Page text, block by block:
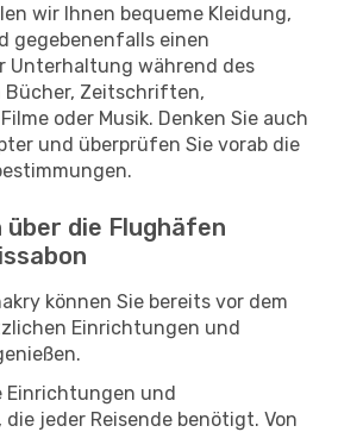
wir Ihnen bequeme Kleidung,
gegebenenfalls einen
Unterhaltung während des
Bücher, Zeitschriften,
oder Musik. Denken Sie auch
und überprüfen Sie vorab die
die Flughäfen
können Sie bereits vor dem
Einrichtungen und
Einrichtungen und
jeder Reisende benötigt. Von